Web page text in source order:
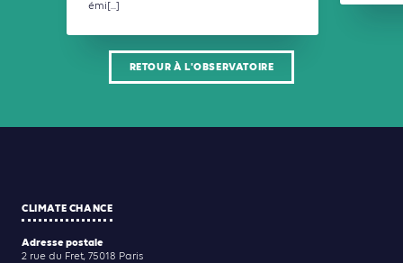
émi[...]
RETOUR À L'OBSERVATOIRE
CLIMATE CHANCE
Adresse postale
2 rue du Fret, 75018 Paris